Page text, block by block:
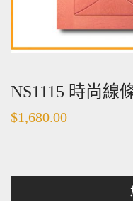
NS1115 時尚線
$1,680.00